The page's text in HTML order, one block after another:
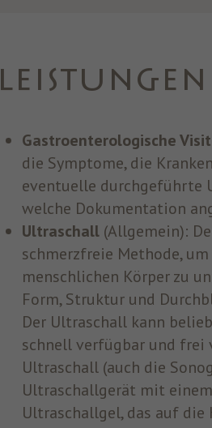
LEISTUNGEN
Gastroenterologische
die Symptome, die
eventuelle durchgeführte
welche Dokumentation
Ultraschall (Allgemein):
schmerzfreie Methode,
menschlichen Körper zu
Form, Struktur und
Der Ultraschall kann
schnell verfügbar und frei
Ultraschall (auch die
Ultraschallgerät mit
Ultraschallgel, das auf